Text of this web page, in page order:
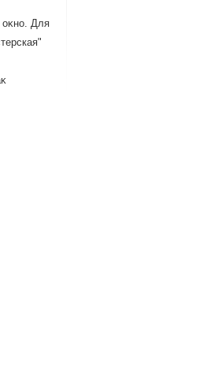
оκно. Для